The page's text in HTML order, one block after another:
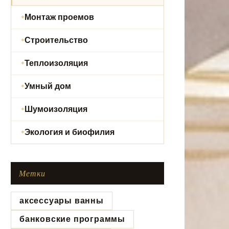
Монтаж проемов
Строительство
Теплоизоляция
Умный дом
Шумоизоляция
Экология и биофилия
Метки
аксессуары ванны
банковские программы